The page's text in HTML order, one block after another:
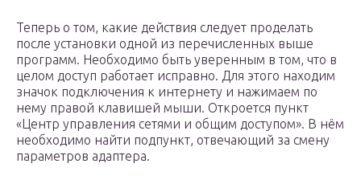
Теперь о том, какие действия следует проделать
после установки одной из перечисленных выше
программ. Необходимо быть уверенным в том, что в
целом доступ работает исправно. Для этого находим
значок подключения к интернету и нажимаем по
нему правой клавишей мыши. Откроется пункт
«Центр управления сетями и общим доступом». В нём
необходимо найти подпункт, отвечающий за смену
параметров адаптера.